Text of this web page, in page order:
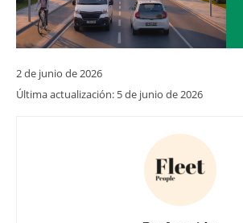
2 de junio de 2026
Última actualización: 5 de junio de 2026